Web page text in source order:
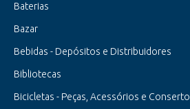
Baterias
Bazar
Bebidas - Depósitos e Distribuidores
Bibliotecas
Bicicletas - Peças, Acessórios e Conserto